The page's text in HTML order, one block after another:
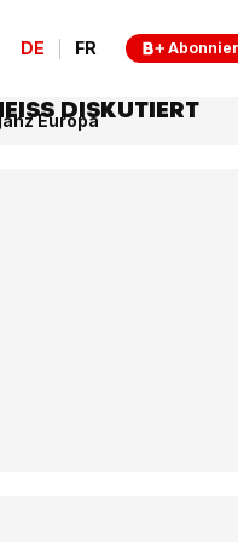
DE FR
Europa
DISKUTIERT